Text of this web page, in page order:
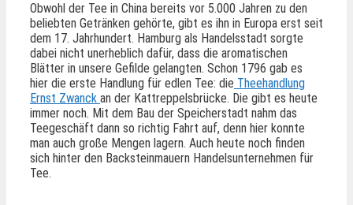
Obwohl der Tee in China bereits vor 5.000 Jahren zu den
beliebten Getränken gehörte, gibt es ihn in Europa erst seit
dem 17. Jahrhundert. Hamburg als Handelsstadt sorgte
dabei nicht unerheblich dafür, dass die aromatischen
Blätter in unsere Gefilde gelangten. Schon 1796 gab es
hier die erste Handlung für edlen Tee: die Theehandlung
Ernst Zwanck an der Kattreppelsbrücke. Die gibt es heute
immer noch. Mit dem Bau der Speicherstadt nahm das
Teegeschäft dann so richtig Fahrt auf, denn hier konnte
man auch große Mengen lagern. Auch heute noch finden
sich hinter den Backsteinmauern Handelsunternehmen für
Tee.